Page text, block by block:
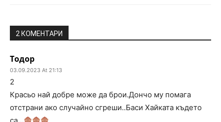
2 КОМЕНТАРИ
Тодор
03.09.2023 At 21:13
2
Красьо най добре може да брои.Дончо му помага
отстрани ако случайно сгреши..Баси Хайката където